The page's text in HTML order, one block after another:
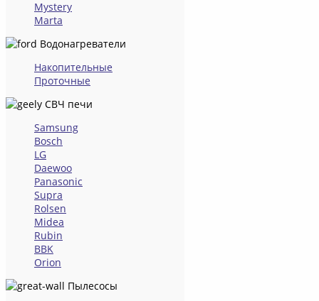
Mystery
Marta
Водонагреватели
Накопительные
Проточные
СВЧ печи
Samsung
Bosch
LG
Daewoo
Panasonic
Supra
Rolsen
Midea
Rubin
BBK
Orion
Пылесосы